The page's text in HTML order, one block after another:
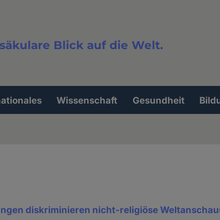
Blick auf die Welt.
Wissenschaft Gesundheit
diskriminieren nicht-religiöse